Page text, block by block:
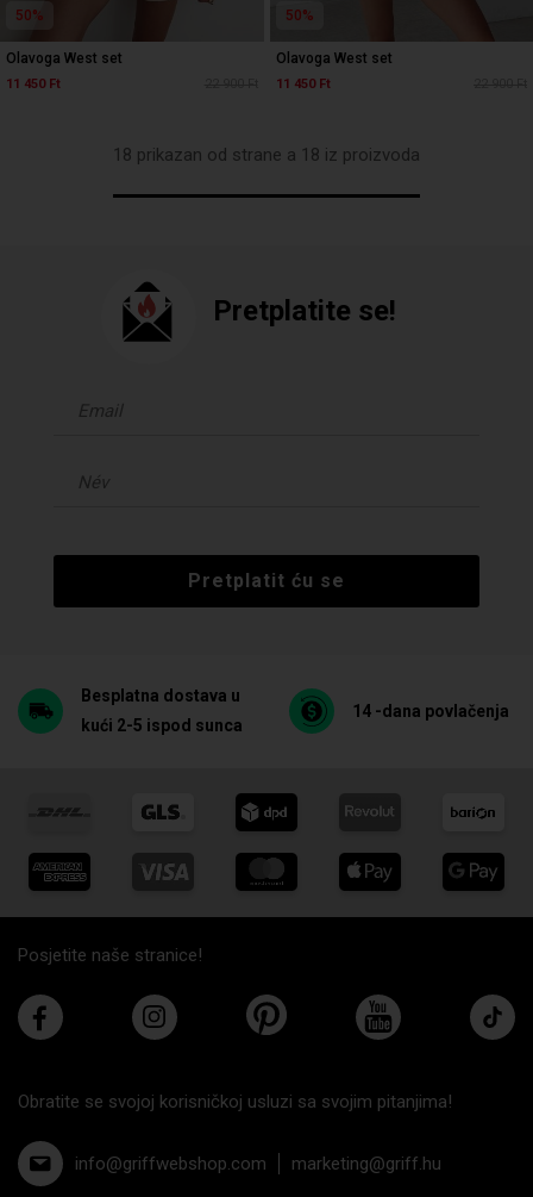
50%
Olavoga West set
11 450 Ft
50%
Olavoga West set
11 450 Ft
18 prikazan od strane a 18 iz proizvoda
Pretplatite se!
Pretplatit ću se
Besplatna dostava u
kući 2-5 ispod sunca
14 -dana povlačenja
Posjetite naše stranice!
Obratite se svojoj korisničkoj usluzi sa svojim pitanjima!
info@griffwebshop.com marketing@griff.hu